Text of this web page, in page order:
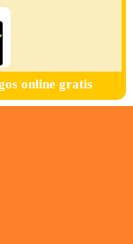
online gratis